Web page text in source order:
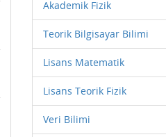
Akademik Fizik
Teorik Bilgisayar Bilimi
Lisans Matematik
Lisans Teorik Fizik
Veri Bilimi